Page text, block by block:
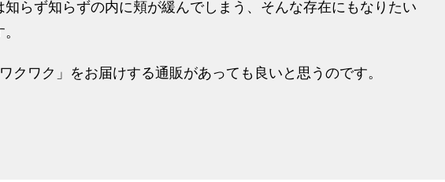
知らず知らずの内に頬が緩んでしまう、そんな存在にもなりたい
ワク」をお届けする通販があっても良いと思うのです。